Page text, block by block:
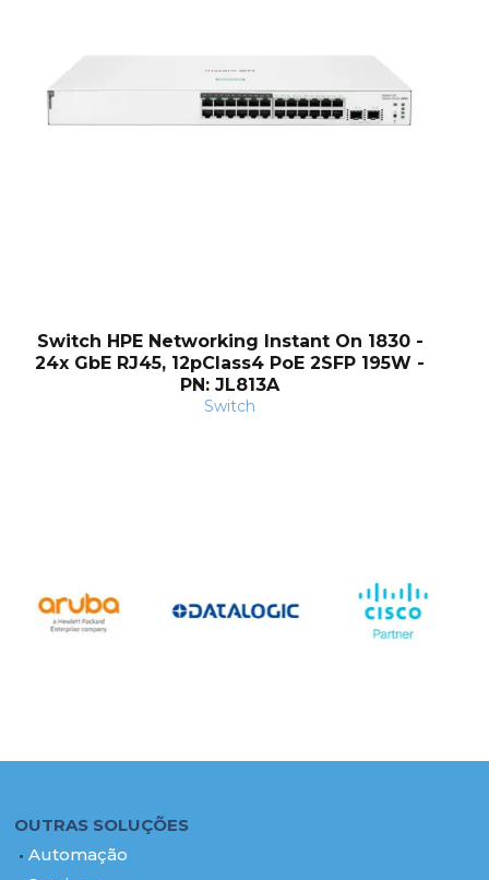
Switch HPE Networking Instant On 1830 -
24x GbE RJ45, 12pClass4 PoE 2SFP 195W -
PN: JL813A
Switch
OUTRAS SOLUÇÕES
Automação